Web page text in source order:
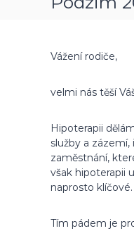
Vážení rodiče,
velmi nás těší
Hipoterapii
služby a
zaměstnání,
však hipoterapii
naprosto
Tím pádem je